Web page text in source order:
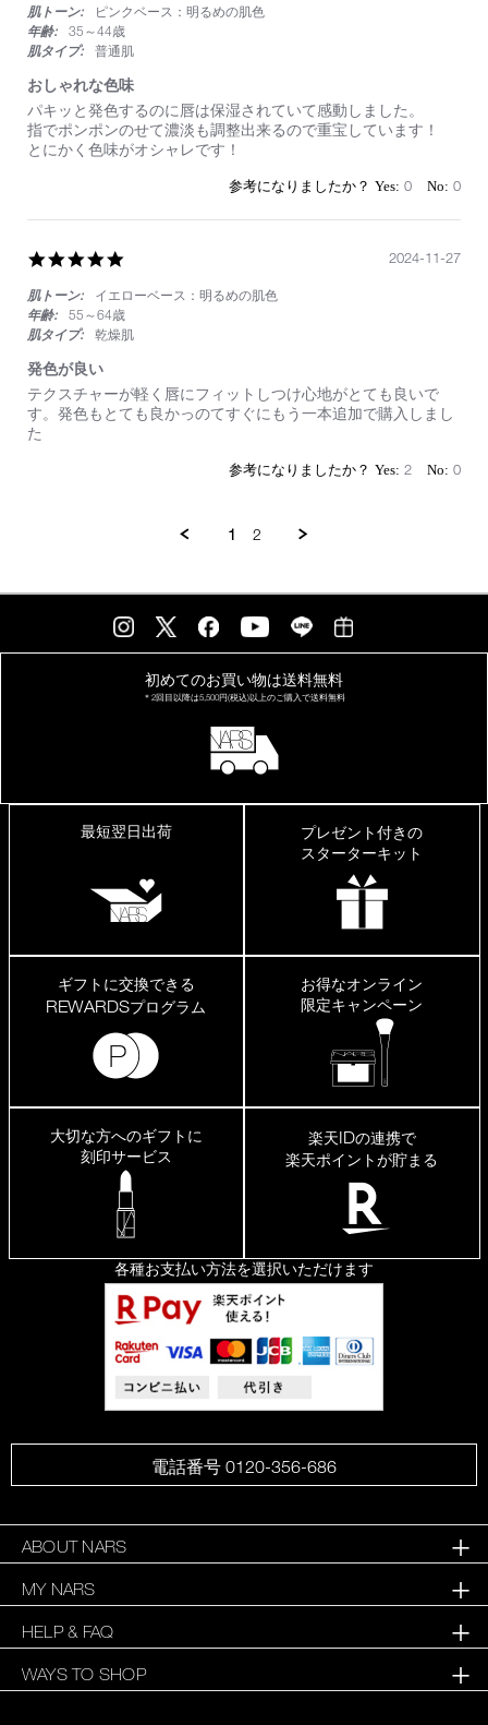
rating
肌トーン:
ピンクベース：明るめの肌色
年齢:
35～44歳
肌タイプ:
普通肌
おしゃれな色味
Review
by
on
review
stating
お
な
味
パキッと発色するのに唇は保湿されていて感動しました。
指でポンポンのせて濃淡も調整出来るので重宝しています！
とにかく色味がオシャレです！
0 0
rating
肌トーン:
イエローベース：明るめの肌色
年齢:
55～64歳
肌タイプ:
乾燥肌
発色が良い
Review
by
on
review
stating
発
テクスチャーが軽く唇にフィットしつけ心地がとても良いで
す。発色もとても良かっのてすぐにもう一本追加で購入しまし
た
2024-11-27
2 0
1 2
初めてのお買い物は送料無料
＊2回目以降は5,500円(税込)以上の ご購入で送料無料
最短翌日出荷
プレゼント付きの
スターターキット
ギフトに交換できる
REWARDSプログラム
お得なオンライン
限定キャンペーン
大切な方へのギフトに
刻印サービス
楽天IDの連携で
楽天ポイントが貯まる
各種お支払い方法を選択いただけます
電話番号 0120-356-686
ABOUT NARS
MY NARS
HELP & FAQ
WAYS TO SHOP